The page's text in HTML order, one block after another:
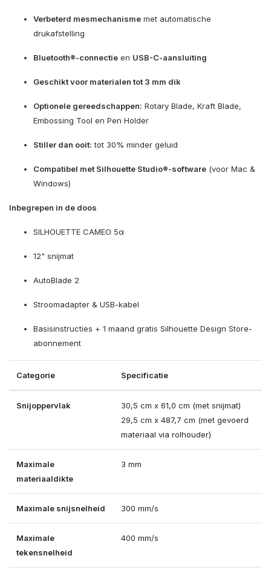
Verbeterd mesmechanisme met automatische
drukafstelling
Bluetooth®-connectie en USB-C-aansluiting
Geschikt voor materialen tot 3 mm dik
Optionele gereedschappen: Rotary Blade, Kraft Blade,
Embossing Tool en Pen Holder
Stiller dan ooit: tot 30% minder geluid
Compatibel met Silhouette Studio®-software (voor Mac &
Windows)
Inbegrepen in de doos
SILHOUETTE CAMEO 5α
12" snijmat
AutoBlade 2
Stroomadapter & USB-kabel
Basisinstructies + 1 maand gratis Silhouette Design Store-
abonnement
Categorie Specificatie
Snijoppervlak
30,5 cm x 61,0 cm (met snijmat)
29,5 cm x 487,7 cm (met gevoerd
materiaal via rolhouder)
Maximale
materiaaldikte
3 mm
Maximale snijsnelheid 300 mm/s
Maximale
tekensnelheid
400 mm/s